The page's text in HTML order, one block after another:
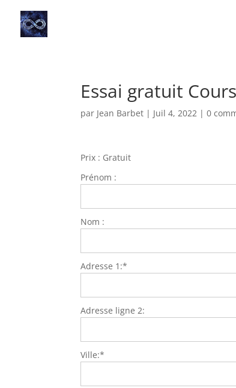
Essai gratuit
par Jean Barbet | Juil 4, 2022 |0
Prix : Gratuit
Prénom :
Nom :
Adresse 1:*
Adresse ligne 2:
Ville:*